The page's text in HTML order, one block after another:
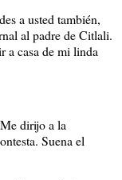
a usted también,
al padre de Citlali.
a casa de mi linda
dirijo a la
Suena el